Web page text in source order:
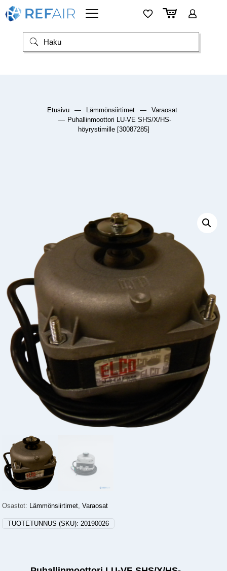
Etusivu — Lämmönsiirtimet —
Varaosat
— Puhallinmoottori LU-VE SHS/X/HS-
höyrystimille [30087285]
Osastot: Lämmönsiirtimet,Varaosat
TUOTETUNNUS (SKU):20190026